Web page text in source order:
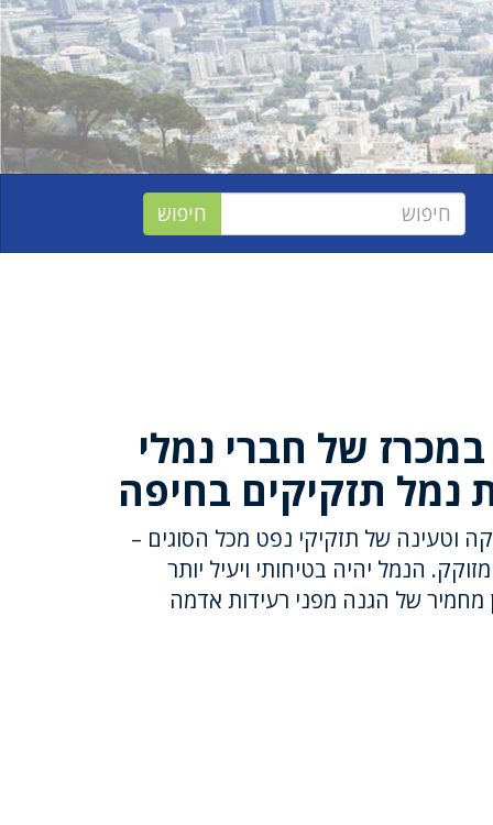
של חברי נמלי
נמל תזקיקים בחיפה
וטעינה של תזקיקי נפט מכל הסוגים –
הנמל יהיה בטיחותי ויעיל יותר
מחמיר של הגנה מפני רעידות אדמה